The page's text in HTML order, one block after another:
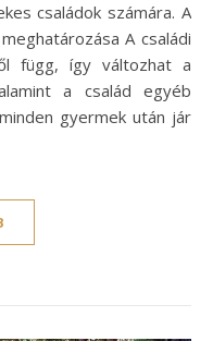
családok számára. A
A családi
függ, így változhat a
a család egyéb
gyermek után jár